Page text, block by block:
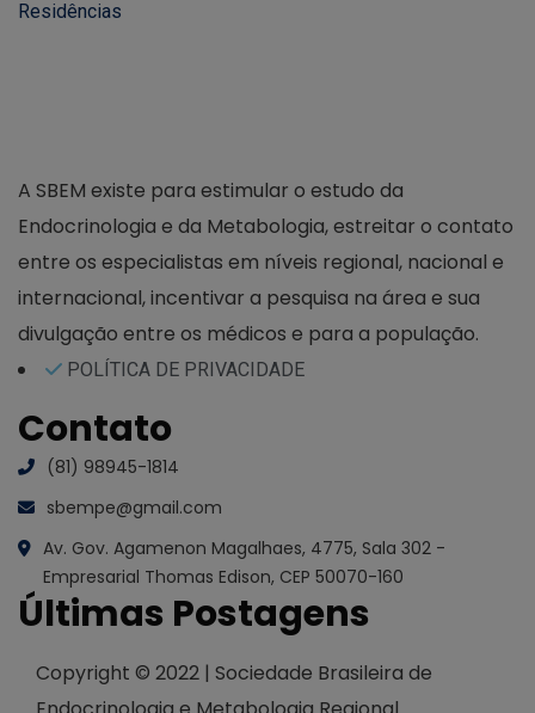
A SBEM existe para estimular o estudo da
Endocrinologia e da Metabologia, estreitar o contato
entre os especialistas em níveis regional, nacional e
internacional, incentivar a pesquisa na área e sua
divulgação entre os médicos e para a população.
POLÍTICA DE PRIVACIDADE
Contato
(81) 98945-1814
sbempe@gmail.com
Av. Gov. Agamenon Magalhaes, 4775, Sala 302 -
Empresarial Thomas Edison, CEP 50070-160
Últimas Postagens
Copyright © 2022 | Sociedade Brasileira de